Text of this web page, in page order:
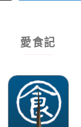
愛食記